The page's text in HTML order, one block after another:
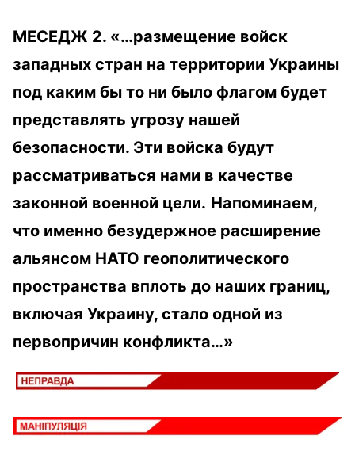
МЕСЕДЖ 2. «…размещение войск
западных стран на территории Украины
под каким бы то ни было флагом будет
представлять угрозу нашей
безопасности. Эти войска будут
рассматриваться нами в качестве
законной военной цели. Напоминаем,
что именно безудержное расширение
альянсом НАТО геополитического
пространства вплоть до наших границ,
включая Украину, стало одной из
первопричин конфликта…»